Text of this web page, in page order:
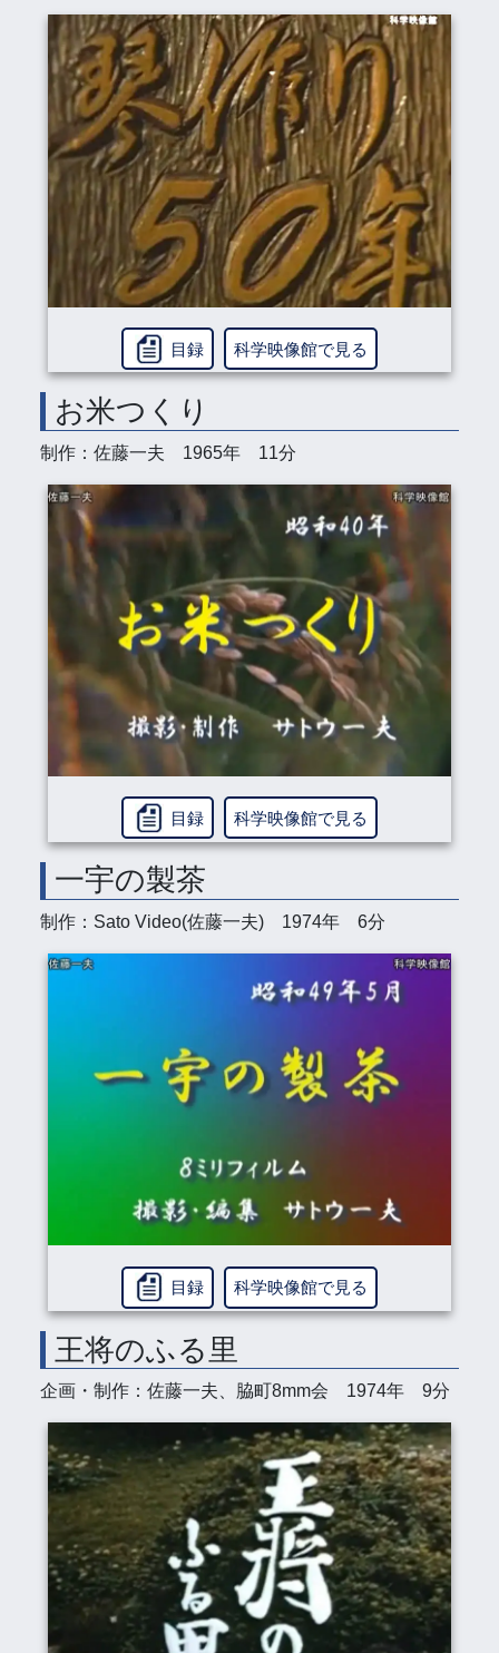
目録 科学映像館で見る
お米つくり
制作：佐藤一夫 1965年 11分
目録 科学映像館で見る
一宇の製茶
制作：Sato Video(佐藤一夫) 1974年 6分
目録 科学映像館で見る
王将のふる里
企画・制作：佐藤一夫、脇町8mm会 1974年 9分